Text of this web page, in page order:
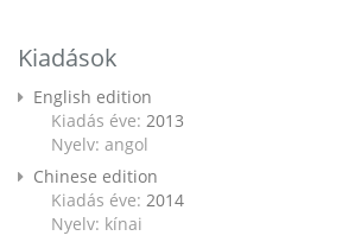
Kiadások
English edition
Kiadás éve: 2013
Nyelv: angol
Chinese edition
Kiadás éve: 2014
Nyelv: kínai